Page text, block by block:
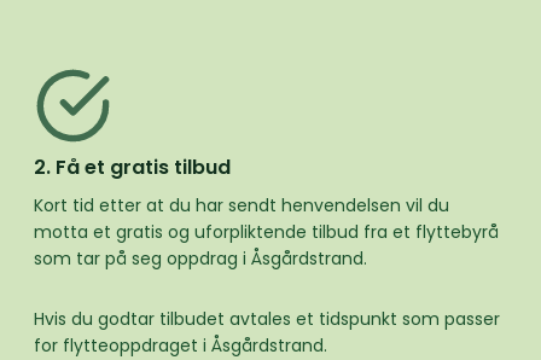
2. Få et gratis tilbud
Kort tid etter at du har sendt henvendelsen vil du
motta et gratis og uforpliktende tilbud fra et flyttebyrå
som tar på seg oppdrag i Åsgårdstrand.
Hvis du godtar tilbudet avtales et tidspunkt som passer
for flytteoppdraget i Åsgårdstrand.